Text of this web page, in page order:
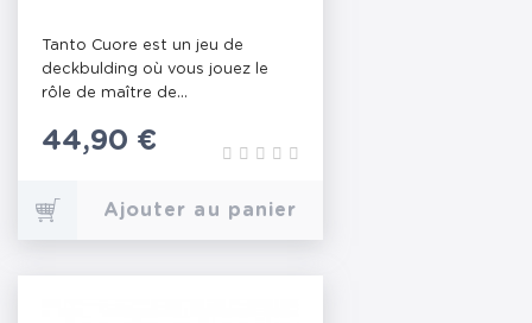
Tanto Cuore est un jeu de
deckbulding où vous jouez le
rôle de maître de...
Prix
44,90 €
Ajouter au panier